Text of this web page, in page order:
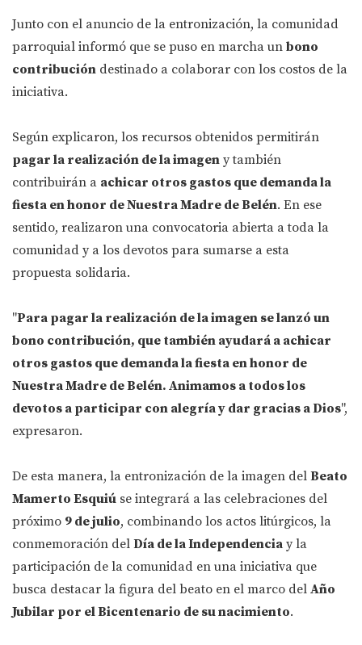
Junto con el anuncio de la entronización, la comunidad
parroquial informó que se puso en marcha un bono
contribución destinado a colaborar con los costos de la
iniciativa.
Según explicaron, los recursos obtenidos permitirán
pagar la realización de la imagen y también
contribuirán a achicar otros gastos que demanda la
fiesta en honor de Nuestra Madre de Belén. En ese
sentido, realizaron una convocatoria abierta a toda la
comunidad y a los devotos para sumarse a esta
propuesta solidaria.
"Para pagar la realización de la imagen se lanzó un
bono contribución, que también ayudará a achicar
otros gastos que demanda la fiesta en honor de
Nuestra Madre de Belén. Animamos a todos los
devotos a participar con alegría y dar gracias a Dios",
expresaron.
De esta manera, la entronización de la imagen del Beato
Mamerto Esquiú se integrará a las celebraciones del
próximo 9 de julio, combinando los actos litúrgicos, la
conmemoración del Día de la Independencia y la
participación de la comunidad en una iniciativa que
busca destacar la figura del beato en el marco del Año
Jubilar por el Bicentenario de su nacimiento.